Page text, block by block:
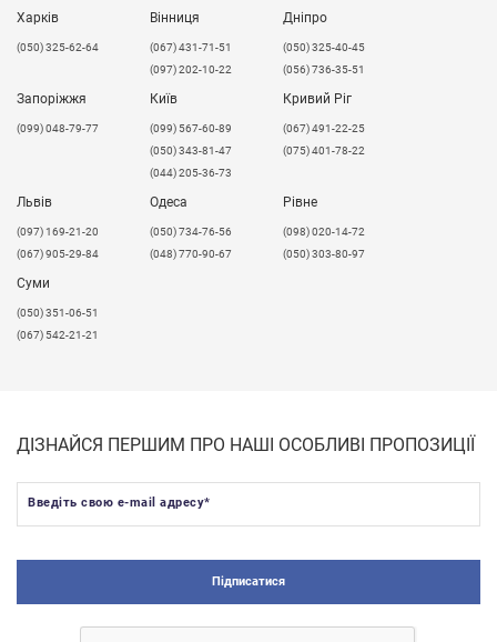
Оптова ціна вказана при покупці від 100 шт.
Харків
(050) 325-62-64
Вінниця
(067) 431-71-51
(097) 202-10-22
Дніпро
(050) 325-40-45
(056) 736-35-51
Запоріжжя
(099) 048-79-77
Київ
(099) 567-60-89
(050) 343-81-47
(044) 205-36-73
Кривий Ріг
(067) 491-22-25
(075) 401-78-22
Львів
​(097) 169-21-20
(067) 905-29-84
Одеса
(050) 734-76-56
(048) 770-90-67
Рівне
(098) 020-14-72
(050) 303-80-97
Суми
(050) 351-06-51
(067) 542-21-21
ДІЗНАЙСЯ ПЕРШИМ ПРО НАШІ ОСОБЛИВІ ПРОПОЗИЦІЇ
Введіть свою e-mail адресу*
Підписатися